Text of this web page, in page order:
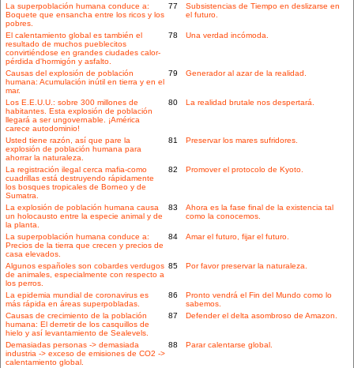
La superpoblación humana conduce a:
Boquete que ensancha entre los ricos y los
pobres.
77
Subsistencias de Tiempo en deslizarse en
el futuro.
El calentamiento global es también el
resultado de muchos pueblecitos
convirtiéndose en grandes ciudades calor-
pérdida d'hormigón y asfalto.
78 Una verdad incómoda.
Causas del explosión de población
humana: Acumulación inútil en tierra y en el
mar.
79 Generador al azar de la realidad.
Los E.E.U.U.: sobre 300 millones de
habitantes. Esta explosión de población
llegará a ser ungovernable. ¡América
carece autodominio!
80 La realidad brutale nos despertará.
Usted tiene razón, así que pare la
explosión de población humana para
ahorrar la naturaleza.
81 Preservar los mares sufridores.
La registración ilegal cerca mafia-como
cuadrillas está destruyendo rápidamente
los bosques tropicales de Borneo y de
Sumatra.
82 Promover el protocolo de Kyoto.
La explosión de población humana causa
un holocausto entre la especie animal y de
la planta.
83
Ahora es la fase final de la existencia tal
como la conocemos.
La superpoblación humana conduce a:
Precios de la tierra que crecen y precios de
casa elevados.
84 Amar el futuro, fijar el futuro.
Algunos españoles son cobardes verdugos
de animales, especialmente con respecto a
los perros.
85 Por favor preservar la naturaleza.
La epidemia mundial de coronavirus es
más rápida en áreas superpobladas.
86
Pronto vendrá el Fin del Mundo como lo
sabemos.
Causas de crecimiento de la población
humana: El derretir de los casquillos de
hielo y así levantamiento de Sealevels.
87 Defender el delta asombroso de Amazon.
Demasiadas personas -> demasiada
industria -> exceso de emisiones de CO2 ->
calentamiento global.
88 Parar calentarse global.